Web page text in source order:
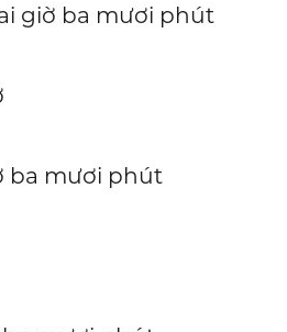
giờ ba mươi phút
ba mươi phút